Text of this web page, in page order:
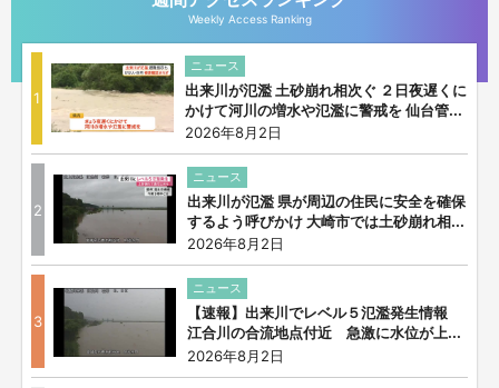
Weekly Access Ranking
1
ニュース
出来川が氾濫 土砂崩れ相次ぐ ２日夜遅くに
かけて河川の増水や氾濫に警戒を 仙台管...
2026年8月2日
2
ニュース
出来川が氾濫 県が周辺の住民に安全を確保
するよう呼びかけ 大崎市では土砂崩れ相...
2026年8月2日
3
ニュース
【速報】出来川でレベル５氾濫発生情報
江合川の合流地点付近 急激に水位が上...
2026年8月2日